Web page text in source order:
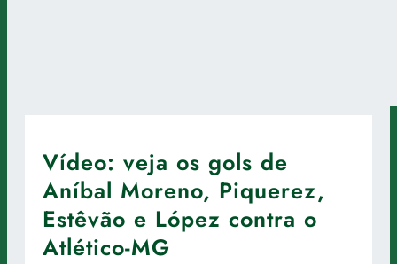
Vídeo: veja os gols de
Aníbal Moreno, Piquerez,
Estêvão e López contra o
Atlético-MG